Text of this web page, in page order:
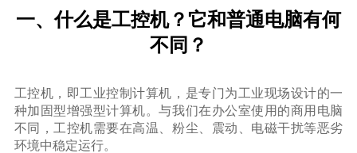
一、什么是工控机？它和普通电脑有何
不同？
工控机，即工业控制计算机，是专门为工业现场设计的一
种加固型增强型计算机。与我们在办公室使用的商用电脑
不同，工控机需要在高温、粉尘、震动、电磁干扰等恶劣
环境中稳定运行。